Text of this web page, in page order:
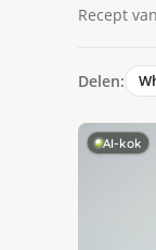
Recept van
Delen:
AI-kok